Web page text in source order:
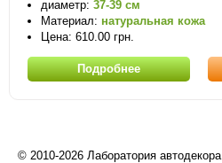
диаметр: 37-39 см
Материал: натуральная кожа
Цена: 610.00 грн.
Подробнее
© 2010-2026 Лаборатория автодекора